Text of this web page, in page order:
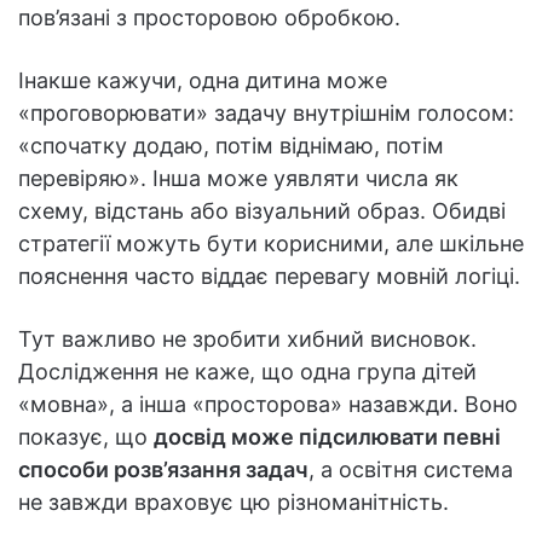
пов’язані з просторовою обробкою.
Інакше кажучи, одна дитина може
«проговорювати» задачу внутрішнім голосом:
«спочатку додаю, потім віднімаю, потім
перевіряю». Інша може уявляти числа як
схему, відстань або візуальний образ. Обидві
стратегії можуть бути корисними, але шкільне
пояснення часто віддає перевагу мовній логіці.
Тут важливо не зробити хибний висновок.
Дослідження не каже, що одна група дітей
«мовна», а інша «просторова» назавжди. Воно
показує, що досвід може підсилювати певні
способи розв’язання задач, а освітня система
не завжди враховує цю різноманітність.